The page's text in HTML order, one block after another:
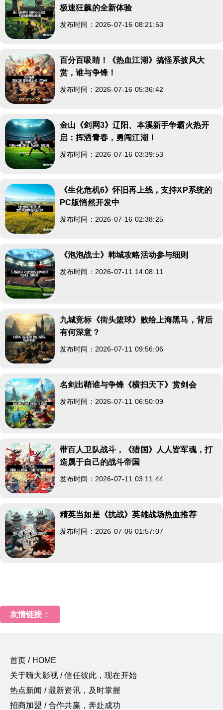
极速狂飙的全新体验
发布时间：2026-07-16 08:21:53
百分百吸睛！《热血江湖》搞怪系披风大
赏，谁与争锋！
发布时间：2026-07-16 05:36:42
金山《剑网3》辽阳、本溪新手争霸火热开
启：挥洒青春，勇闯江湖！
发布时间：2026-07-16 03:39:53
《生化危机6》怀旧再上线，支持XP系统的
PC版悄然开发中
发布时间：2026-07-16 02:38:25
《泡泡战士》韩城攻略活动参与细则
发布时间：2026-07-11 14:08:11
九城竞标《街头篮球》败给上海黑马，背后
有何深意？
发布时间：2026-07-11 09:56:06
名剑出鞘谁与争锋《横扫天下》赏剑会
发布时间：2026-07-11 06:50:09
带百人卫队战斗，《猎国》人人皆军魂，打
造属于自己的战斗帝国
发布时间：2026-07-11 03:11:44
精英当如是《抗战》英雄战场热血推荐
发布时间：2026-07-06 01:57:07
友情链接：
首页 / HOME
关于嗨大影视 / 信任彼此，现在开始
热点新闻 / 最新资讯，及时掌握
招商加盟 / 合作共赢，奔赴成功